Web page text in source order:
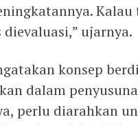
Kalau
ujarnya.
konsep
dalam
perlu diarahkan